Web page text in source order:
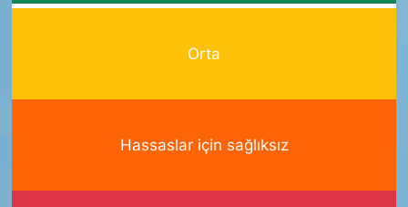
Orta
Hassaslar için sağlıksız